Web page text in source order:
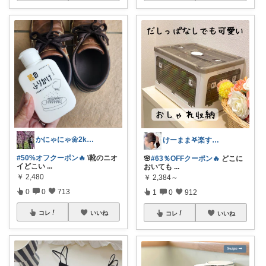
かにゃにゃ🌼2kids mama
#50%オフクーポン🔥 \靴のニオ
イどこい ...
￥ 2,480
0 0 713
コレ いいね
けーまま𖤐楽する家づくり☀︎*.｡
🌸#63％OFFクーポン🔥 どこに
おいても ...
￥ 2,384～
1 0 912
コレ いいね